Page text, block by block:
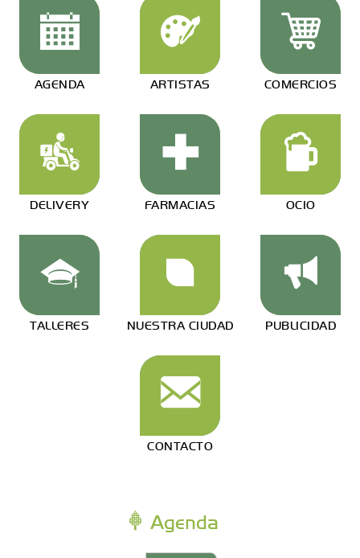
AGENDA ARTISTAS COMERCIOS
DELIVERY FARMACIAS OCIO
TALLERES NUESTRA CIUDAD PUBLICIDAD
CONTACTO
Agenda